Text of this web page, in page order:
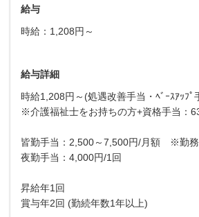
給与
時給：1,208円～
給与詳細
時給1,208円～(処遇改善手当・ﾍﾞｰｽｱｯﾌﾟ
※介護福祉士をお持ちの方+資格手当：
皆勤手当：2,500～7,500円/月額 ※勤務
夜勤手当：4,000円/1回
昇給年1回
賞与年2回 (勤続年数1年以上)